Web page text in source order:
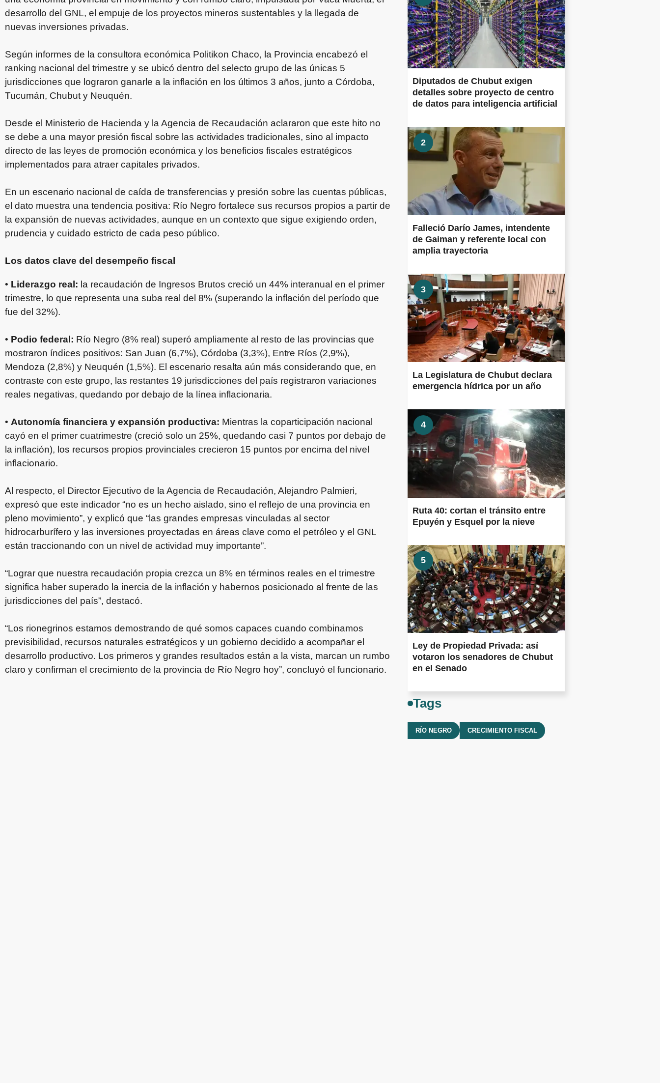
desarrollo del GNL, el empuje de los proyectos mineros sustentables y la llegada de
nuevas inversiones privadas.
Según informes de la consultora económica Politikon Chaco, la Provincia encabezó el
ranking nacional del trimestre y se ubicó dentro del selecto grupo de las únicas 5
jurisdicciones que lograron ganarle a la inflación en los últimos 3 años, junto a Córdoba,
Tucumán, Chubut y Neuquén.
Desde el Ministerio de Hacienda y la Agencia de Recaudación aclararon que este hito no
se debe a una mayor presión fiscal sobre las actividades tradicionales, sino al impacto
directo de las leyes de promoción económica y los beneficios fiscales estratégicos
implementados para atraer capitales privados.
En un escenario nacional de caída de transferencias y presión sobre las cuentas públicas,
el dato muestra una tendencia positiva: Río Negro fortalece sus recursos propios a partir de
la expansión de nuevas actividades, aunque en un contexto que sigue exigiendo orden,
prudencia y cuidado estricto de cada peso público.
Los datos clave del desempeño fiscal
• Liderazgo real: la recaudación de Ingresos Brutos creció un 44% interanual en el primer
trimestre, lo que representa una suba real del 8% (superando la inflación del período que
fue del 32%).
• Podio federal: Río Negro (8% real) superó ampliamente al resto de las provincias que
mostraron índices positivos: San Juan (6,7%), Córdoba (3,3%), Entre Ríos (2,9%),
Mendoza (2,8%) y Neuquén (1,5%). El escenario resalta aún más considerando que, en
contraste con este grupo, las restantes 19 jurisdicciones del país registraron variaciones
reales negativas, quedando por debajo de la línea inflacionaria.
• Autonomía financiera y expansión productiva: Mientras la coparticipación nacional
cayó en el primer cuatrimestre (creció solo un 25%, quedando casi 7 puntos por debajo de
la inflación), los recursos propios provinciales crecieron 15 puntos por encima del nivel
inflacionario.
Al respecto, el Director Ejecutivo de la Agencia de Recaudación, Alejandro Palmieri,
expresó que este indicador “no es un hecho aislado, sino el reflejo de una provincia en
pleno movimiento”, y explicó que “las grandes empresas vinculadas al sector
hidrocarburífero y las inversiones proyectadas en áreas clave como el petróleo y el GNL
están traccionando con un nivel de actividad muy importante”.
“Lograr que nuestra recaudación propia crezca un 8% en términos reales en el trimestre
significa haber superado la inercia de la inflación y habernos posicionado al frente de las
jurisdicciones del país”, destacó.
“Los rionegrinos estamos demostrando de qué somos capaces cuando combinamos
previsibilidad, recursos naturales estratégicos y un gobierno decidido a acompañar el
desarrollo productivo. Los primeros y grandes resultados están a la vista, marcan un rumbo
claro y confirman el crecimiento de la provincia de Río Negro hoy”, concluyó el funcionario.
Diputados de Chubut exigen
detalles sobre proyecto de centro
de datos para inteligencia artificial
2
Falleció Darío James, intendente
de Gaiman y referente local con
amplia trayectoria
3
La Legislatura de Chubut declara
emergencia hídrica por un año
4
Ruta 40: cortan el tránsito entre
Epuyén y Esquel por la nieve
5
Ley de Propiedad Privada: así
votaron los senadores de Chubut
en el Senado
Tags
RÍO NEGRO CRECIMIENTO FISCAL